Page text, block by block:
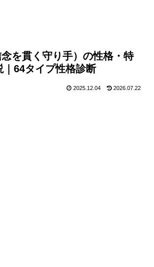
を貫く守り手）の性格・特
｜64タイプ性格診断
2025.12.04 2026.07.22